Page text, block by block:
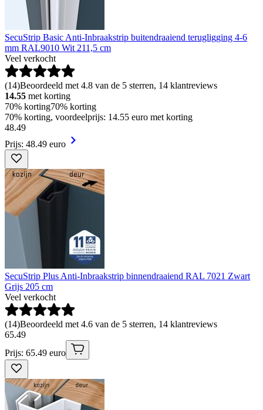
SecuStrip Basic Anti-Inbraakstrip buitendraaiend terugligging 4-6
mm RAL9010 Wit 211,5 cm
Veel verkocht
(14)Beoordeeld met 4.8 van de 5 sterren, 14 klantreviews
14.55 met korting
70% korting70% korting
70% korting, voordeelprijs: 14.55 euro met korting
48.49
Prijs: 48.49 euro
SecuStrip Plus Anti-Inbraakstrip binnendraaiend RAL 7021 Zwart
Grijs 205 cm
Veel verkocht
(14)Beoordeeld met 4.6 van de 5 sterren, 14 klantreviews
65.49
Prijs: 65.49 euro